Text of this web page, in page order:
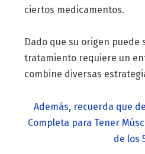
ciertos medicamentos.
Dado que su origen puede
tratamiento requiere un
combine diversas
Además, recuerda que
Completa para Tener
de los